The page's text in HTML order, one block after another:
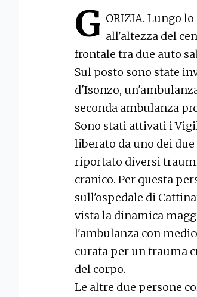
G ORIZIA. Lungo
all'altezza del
frontale tra due auto
Sul posto sono state
d'Isonzo,
seconda ambulanza
Sono stati attivati i
liberato da uno dei
riportato diversi
cranico. Per questa
sull'ospedale di
vista la dinamica
l'ambulanza con
curata per un trauma
del corpo.
Le altre due persone